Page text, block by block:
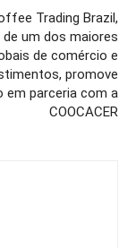
Trading Brazil,
um dos maiores
de comércio e
promove
em parceria com a
COOCACER